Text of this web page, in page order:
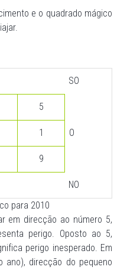
e o quadrado mágico
SO
5
1 O
9
NO
para 2010
em direcção ao número 5,
perigo. Oposto ao 5,
perigo inesperado. Em
ano), direcção do pequeno